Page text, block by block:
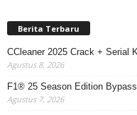
Berita Terbaru
CCleaner 2025 Crack + Serial
Agustus 8, 2026
F1® 25 Season Edition
Agustus 7, 2026